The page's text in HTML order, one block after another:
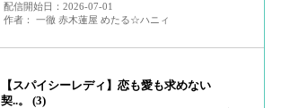
配信開始日：2026-07-01
作者： 一徹 赤木蓮屋 めたる☆ハニィ
【スパイシーレディ】恋も愛も求めない
契..。 (3)